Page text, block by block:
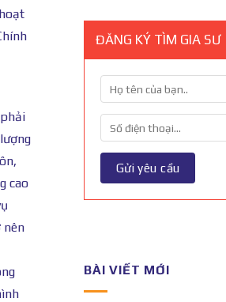
cao
nên
ĐĂNG KÝ TÌM GIA SƯ
BÀI VIẾT MỚI